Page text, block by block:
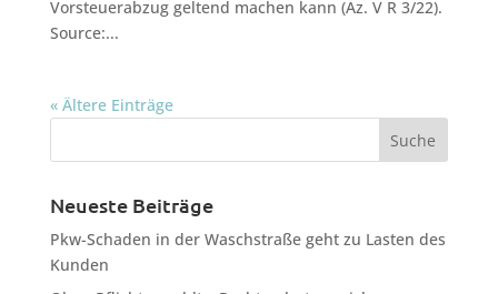
Vorsteuerabzug geltend machen kann (Az. V R 3/22).
Source:...
« Ältere Einträge
Neueste Beiträge
Pkw-Schaden in der Waschstraße geht zu Lasten des
Kunden